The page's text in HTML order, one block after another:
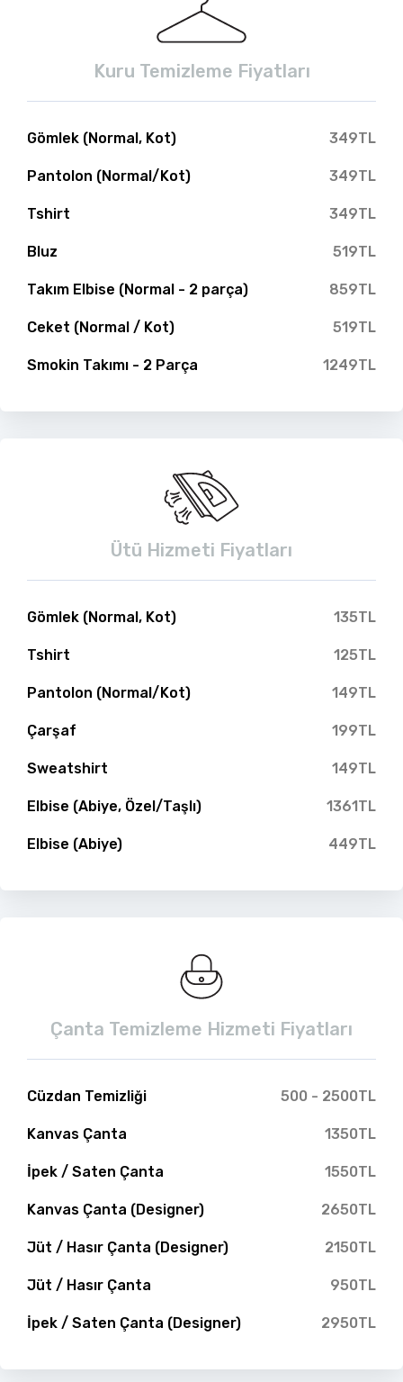
Kuru Temizleme Fiyatları
Gömlek (Normal, Kot) 349TL
Pantolon (Normal/Kot) 349TL
Tshirt 349TL
Bluz 519TL
Takım Elbise (Normal - 2 parça) 859TL
Ceket (Normal / Kot) 519TL
Smokin Takımı - 2 Parça 1249TL
Ütü Hizmeti Fiyatları
Gömlek (Normal, Kot) 135TL
Tshirt 125TL
Pantolon (Normal/Kot) 149TL
Çarşaf 199TL
Sweatshirt 149TL
Elbise (Abiye, Özel/Taşlı) 1361TL
Elbise (Abiye) 449TL
Çanta Temizleme Hizmeti Fiyatları
Cüzdan Temizliği 500 - 2500TL
Kanvas Çanta 1350TL
İpek / Saten Çanta 1550TL
Kanvas Çanta (Designer) 2650TL
Jüt / Hasır Çanta (Designer) 2150TL
Jüt / Hasır Çanta 950TL
İpek / Saten Çanta (Designer) 2950TL